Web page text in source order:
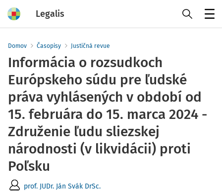
Legalis
Domov Časopisy Justičná revue
Informácia o rozsudkoch
Európskeho súdu pre ľudské
práva vyhlásených v období od
15. februára do 15. marca 2024 -
Združenie ľudu sliezskej
národnosti (v likvidácii) proti
Poľsku
prof. JUDr. Ján Svák DrSc.